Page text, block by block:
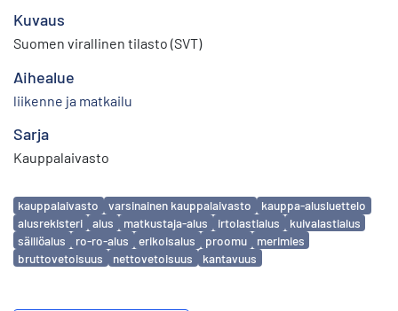
Kuvaus
Suomen virallinen tilasto (SVT)
Aihealue
liikenne ja matkailu
Sarja
Kauppalaivasto
Avainsanat
kauppalaivasto varsinainen kauppalaivasto
kauppa-alusluettelo
alusrekisteri
alus matkustaja-alus irtolastialus
kuivalastialus
säiliöalus
ro-ro-alus erikoisalus proomu
merimies
bruttovetoisuus
nettovetoisuus kantavuus